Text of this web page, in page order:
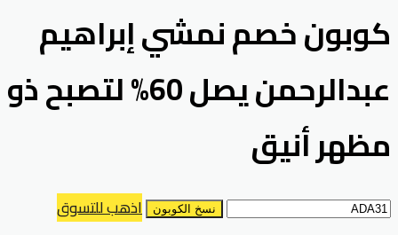
كوبون خصم نمشي إبراهيم
عبدالرحمن يصل 60% لتصبح ذو
مظهر أنيق
نسخ الكوبون
اذهب للتسوق